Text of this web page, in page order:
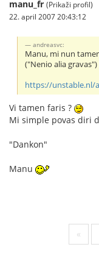
manu_fr (Prikaži profil)
22. april 2007 20:43:12
andreasvc:
Manu, mi nun
("Nenio alia gravas")
https://unstable.nl/
Vi tamen faris ?
Mi simple povas diri
"Dankon"
Manu
«